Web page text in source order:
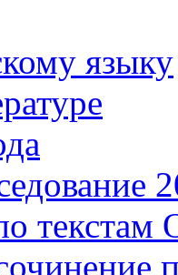
языку
текстам